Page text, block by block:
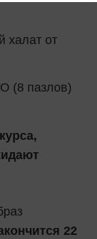
халат от
(8 пазлов)
22